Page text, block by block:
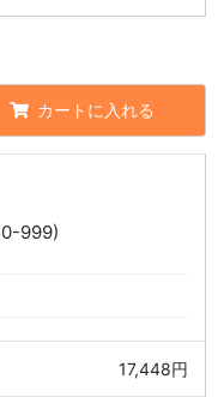
カートに入れる
999)
17,448円